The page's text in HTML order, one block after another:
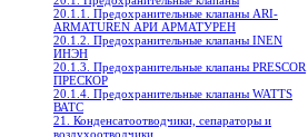
20.1.1. Предохранительные клапаны ARI-
ARMATUREN АРИ АРМАТУРЕН
20.1.2. Предохранительные клапаны INEN
ИНЭН
20.1.3. Предохранительные клапаны PRESCOR
ПРЕСКОР
20.1.4. Предохранительные клапаны WATTS
ВАТС
21. Конденсатоотводчики, сепараторы и
воздухоотводчики